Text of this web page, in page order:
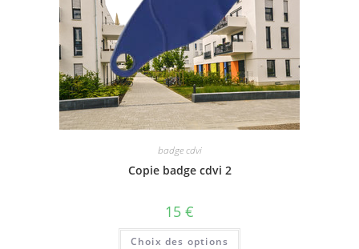
badge cdvi
Copie badge cdvi 2
15 €
Choix des options